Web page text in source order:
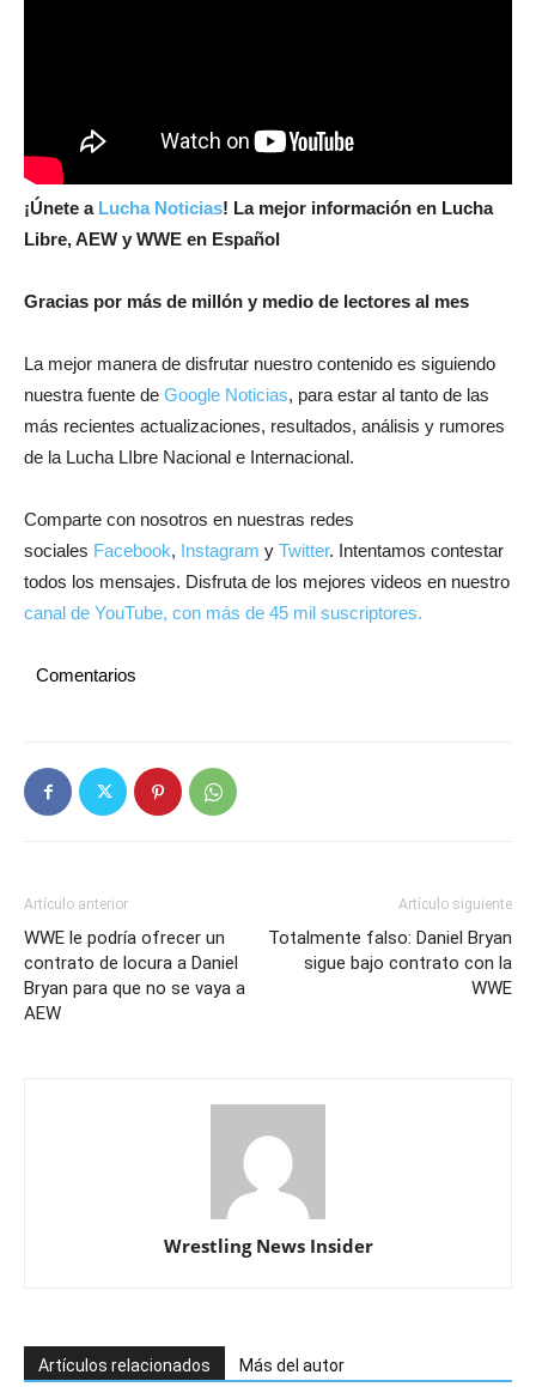
¡Únete a Lucha Noticias! La mejor información en Lucha
Libre, AEW y WWE en Español
Gracias por más de millón y medio de lectores al mes
La mejor manera de disfrutar nuestro contenido es siguiendo
nuestra fuente de Google Noticias, para estar al tanto de las
más recientes actualizaciones, resultados, análisis y rumores
de la Lucha LIbre Nacional e Internacional.
Comparte con nosotros en nuestras redes
sociales Facebook, Instagram y Twitter. Intentamos contestar
todos los mensajes. Disfruta de los mejores videos en nuestro
canal de YouTube, con más de 45 mil suscriptores.
Comentarios
Artículo anterior
WWE le podría ofrecer un
contrato de locura a Daniel
Bryan para que no se vaya a
AEW
Artículo siguiente
Totalmente falso: Daniel Bryan
sigue bajo contrato con la
WWE
Wrestling News Insider
Artículos relacionados Más del autor